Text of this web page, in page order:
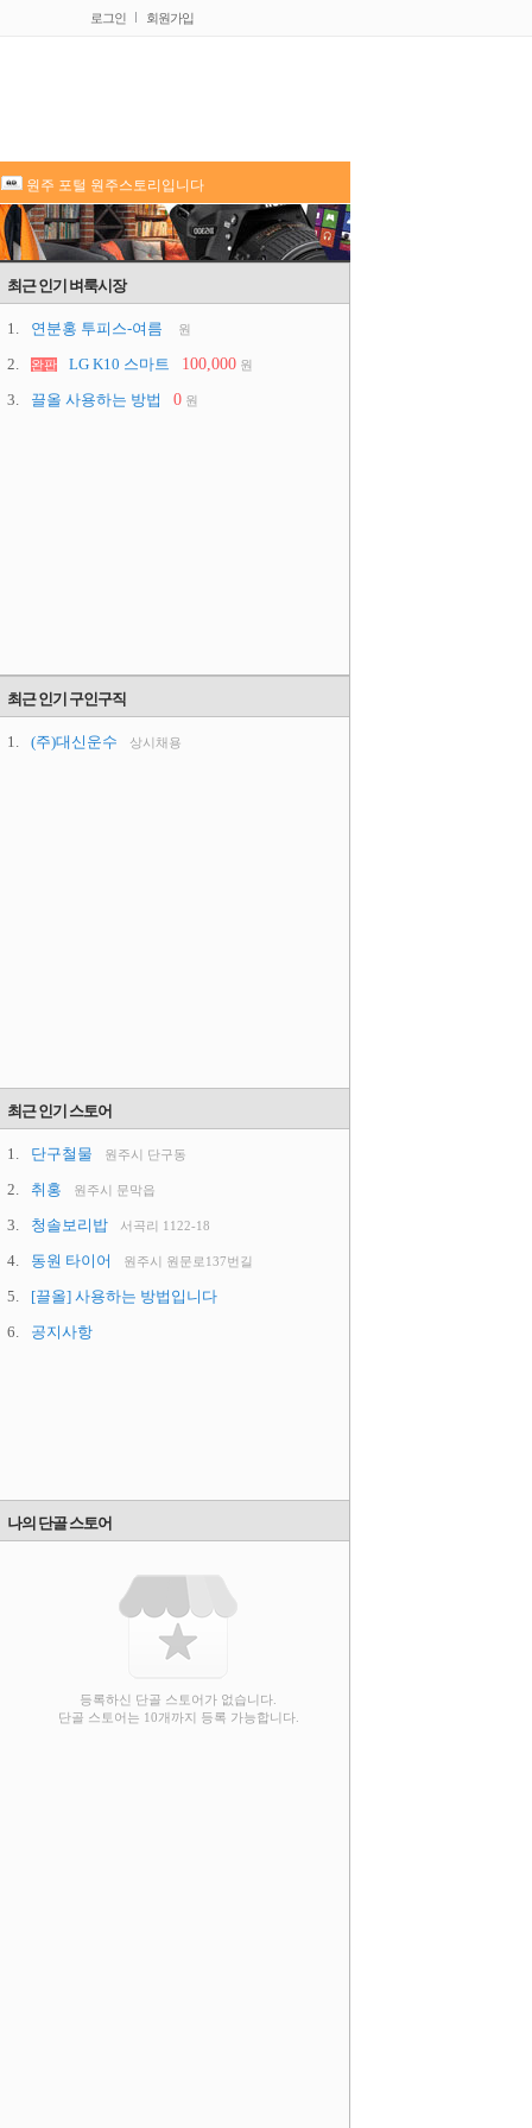
로그인 회원가입
원주 포털 원주스토리입니다
최근 인기 벼룩시장
1. 연분홍 투피스-여름 원
2. 완판 LG K10 스마트 100,000 원
3. 끌올 사용하는 방법 0 원
최근 인기 구인구직
1. (주)대신운수 상시채용
최근 인기 스토어
1. 단구철물 원주시 단구동
2. 취홍 원주시 문막읍
3. 청솔보리밥 서곡리 1122-18
4. 동원 타이어 원주시 원문로137번길
5.
[끌올] 사용하는 방법입니다
6.
공지사항
나의 단골 스토어
등록하신 단골 스토어가 없습니다.
단골 스토어는 10개까지 등록 가능합니다.